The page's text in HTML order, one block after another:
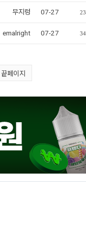
무지렁 07-27
emalright 07-27
끝페이지